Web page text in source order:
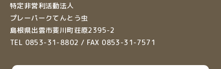
特定非営利活動法人
プレーパークてんとう虫
島根県出雲市斐川町荘原2395-2
TEL 0853-31-8802 / FAX 0853-31-7571